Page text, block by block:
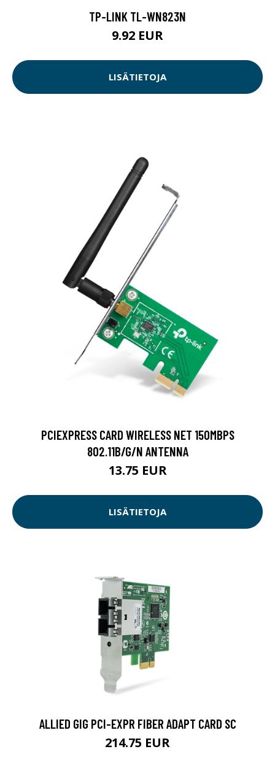
TP-LINK TL-WN823N
9.92 EUR
LISÄTIETOJA
PCIEXPRESS CARD WIRELESS NET 150MBPS
802.11B/G/N ANTENNA
13.75 EUR
LISÄTIETOJA
ALLIED GIG PCI-EXPR FIBER ADAPT CARD SC
214.75 EUR